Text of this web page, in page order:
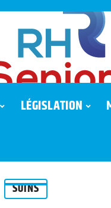
LÉGISLATION
SOINS